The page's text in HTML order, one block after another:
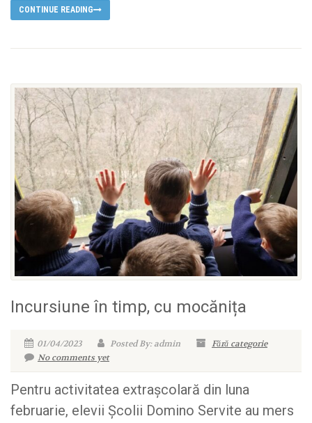
CONTINUE READING
Incursiune în timp, cu mocănița
01/04/2023 Posted By: admin
Fără categorie
No comments yet
Pentru activitatea extrașcolară din luna
februarie, elevii Școlii Domino Servite au mers